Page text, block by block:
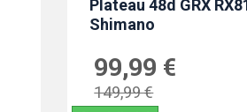
Plateau 48d GRX
Shimano
99,99 €
149,99 €